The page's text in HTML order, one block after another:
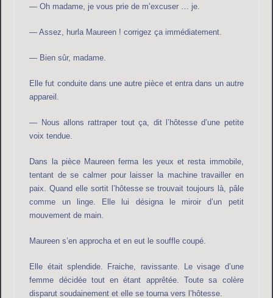
— Oh madame, je vous prie de m’excuser … je.
— Assez, hurla Maureen ! corrigez ça immédiatement.
— Bien sûr, madame.
Elle fut conduite dans une autre pièce et entra dans un autre
appareil.
— Nous allons rattraper tout ça, dit l’hôtesse d’une petite
voix tendue.
Dans la pièce Maureen ferma les yeux et resta immobile,
tentant de se calmer pour laisser la machine travailler en
paix. Quand elle sortit l’hôtesse se trouvait toujours là, pâle
comme un linge. Elle lui désigna le miroir d’un petit
mouvement de main.
Maureen s’en approcha et en eut le souffle coupé.
Elle était splendide. Fraiche, ravissante. Le visage d’une
femme décidée tout en étant apprêtée. Toute sa colère
disparut soudainement et elle se tourna vers l’hôtesse.